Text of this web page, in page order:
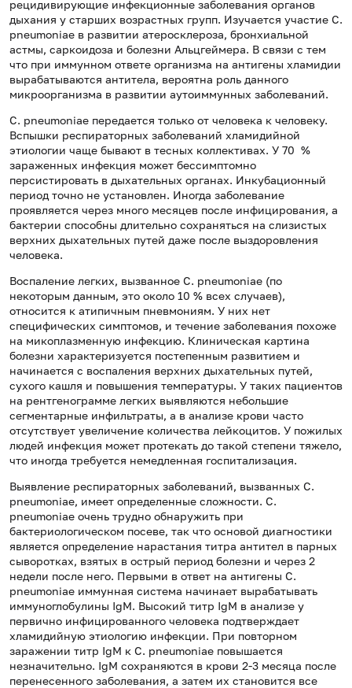
рецидивирующие инфекционные заболевания органов
дыхания у старших возрастных групп. Изучается участие C.
pneumoniaе в развитии атеросклероза, бронхиальной
астмы, саркоидоза и болезни Альцгеймера. В связи с тем
что при иммунном ответе организма на антигены хламидии
вырабатываются антитела, вероятна роль данного
микроорганизма в развитии аутоиммунных заболеваний.
C. pneumoniaе передается только от человека к человеку.
Вспышки респираторных заболеваний хламидийной
этиологии чаще бывают в тесных коллективах. У 70 %
зараженных инфекция может бессимптомно
персистировать в дыхательных органах. Инкубационный
период точно не установлен. Иногда заболевание
проявляется через много месяцев после инфицирования, а
бактерии способны длительно сохраняться на слизистых
верхних дыхательных путей даже после выздоровления
человека.
Воспаление легких, вызванное C. pneumoniae (по
некоторым данным, это около 10 % всех случаев),
относится к атипичным пневмониям. У них нет
специфических симптомов, и течение заболевания похоже
на микоплазменную инфекцию. Клиническая картина
болезни характеризуется постепенным развитием и
начинается с воспаления верхних дыхательных путей,
сухого кашля и повышения температуры. У таких пациентов
на рентгенограмме легких выявляются небольшие
сегментарные инфильтраты, а в анализе крови часто
отсутствует увеличение количества лейкоцитов. У пожилых
людей инфекция может протекать до такой степени тяжело,
что иногда требуется немедленная госпитализация.
Выявление респираторных заболеваний, вызванных C.
pneumoniae, имеет определенные сложности. C.
pneumoniaе очень трудно обнаружить при
бактериологическом посеве, так что основой диагностики
является определение нарастания титра антител в парных
сыворотках, взятых в острый период болезни и через 2
недели после него. Первыми в ответ на антигены C.
pneumoniaе иммунная система начинает вырабатывать
иммуноглобулины IgM. Высокий титр IgM в анализе у
первично инфицированного человека подтверждает
хламидийную этиологию инфекции. При повторном
заражении титр IgM к C. pneumoniaе повышается
незначительно. IgM сохраняются в крови 2-3 месяца после
перенесенного заболевания, а затем их становится все